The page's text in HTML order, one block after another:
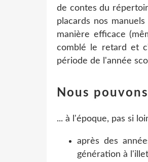
de contes du
placards nos
manière efficace
comblé le retard et
période de l'année
Nous
... à l'époque, pas si
après des
génération à